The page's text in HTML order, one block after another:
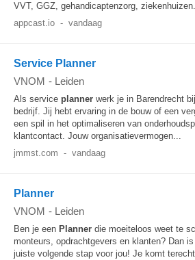
VVT, GGZ, gehandicaptenzorg,
appcast.io - vandaag
Service Planner
VNOM - Leiden
Als service planner werk je in Barendrecht
bedrijf. Jij hebt ervaring in de bouw of een
een spil in het optimaliseren van
klantcontact. Jouw organisatievermogen...
jmmst.com - vandaag
Planner
VNOM - Leiden
Ben je een Planner die moeiteloos weet te
monteurs, opdrachtgevers en klanten? Dan
juiste volgende stap voor jou! Je komt